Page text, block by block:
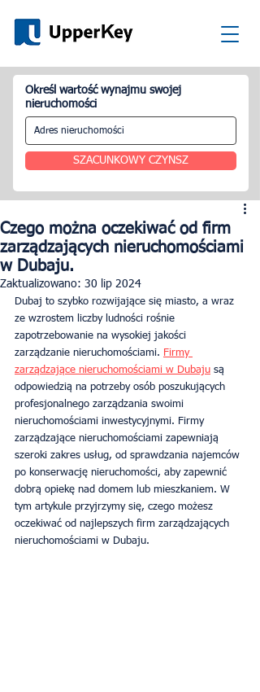
Określ wartość wynajmu swojej
nieruchomości
SZACUNKOWY CZYNSZ
Czego można oczekiwać od firm
zarządzających nieruchomościami
w Dubaju.
Zaktualizowano: 30 lip 2024
Dubaj to szybko rozwijające się miasto, a wraz
ze wzrostem liczby ludności rośnie
zapotrzebowanie na wysokiej jakości
zarządzanie nieruchomościami. Firmy
zarządzające nieruchomościami w Dubaju są
odpowiedzią na potrzeby osób poszukujących
profesjonalnego zarządzania swoimi
nieruchomościami inwestycyjnymi. Firmy
zarządzające nieruchomościami zapewniają
szeroki zakres usług, od sprawdzania najemców
po konserwację nieruchomości, aby zapewnić
dobrą opiekę nad domem lub mieszkaniem. W
tym artykule przyjrzymy się, czego możesz
oczekiwać od najlepszych firm zarządzających
nieruchomościami w Dubaju.